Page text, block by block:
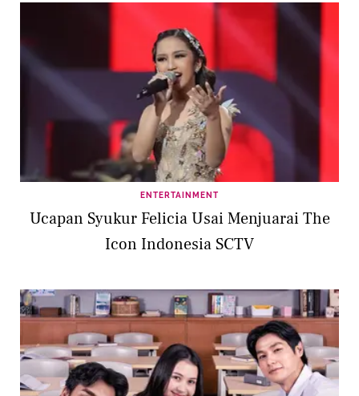
ENTERTAINMENT
Ucapan Syukur Felicia Usai Menjuarai The
Icon Indonesia SCTV